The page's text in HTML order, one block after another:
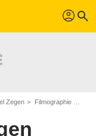
profil search
Zegen Filmographie Michael Zegen